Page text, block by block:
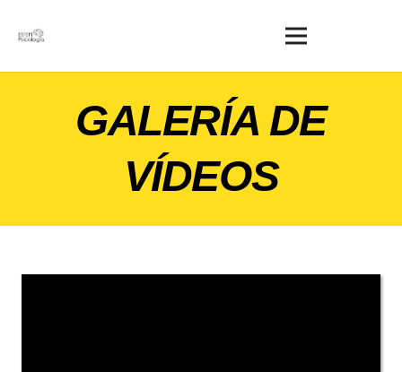
GALERÍA DE
VÍDEOS